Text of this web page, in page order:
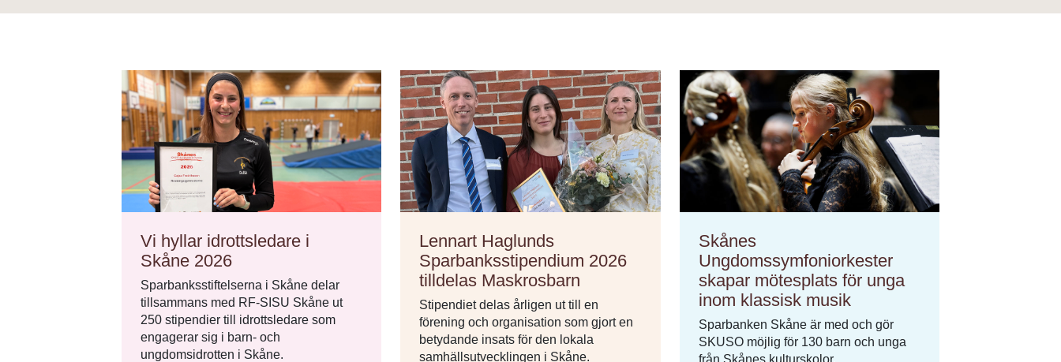
Vi hyllar idrottsledare i
Skåne 2026
Sparbanksstiftelserna i Skåne delar
tillsammans med RF-SISU Skåne ut
250 stipendier till idrottsledare som
engagerar sig i barn- och
ungdomsidrotten i Skåne.
Lennart Haglunds
Sparbanksstipendium 2026
tilldelas Maskrosbarn
Stipendiet delas årligen ut till en
förening och organisation som gjort en
betydande insats för den lokala
samhällsutvecklingen i Skåne.
Skånes
Ungdomssymfoniorkester
skapar mötesplats för unga
inom klassisk musik
Sparbanken Skåne är med och gör
SKUSO möjlig för 130 barn och unga
från Skånes kulturskolor.